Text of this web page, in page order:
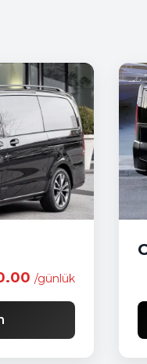
/günlük